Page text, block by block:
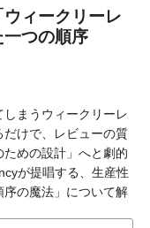
ィークリーレ
一つの順序
まうウィークリーレ
だけで、レビューの質
めの設計」へと劇的
が提唱する、生産性
の魔法」について解